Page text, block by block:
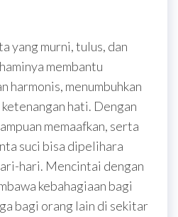
yang murni, tulus, dan
membantu
harmonis, menumbuhkan
hati. Dengan
memaafkan, serta
suci bisa dipelihara
hari. Mencintai dengan
kebahagiaan bagi
bagi orang lain di sekitar